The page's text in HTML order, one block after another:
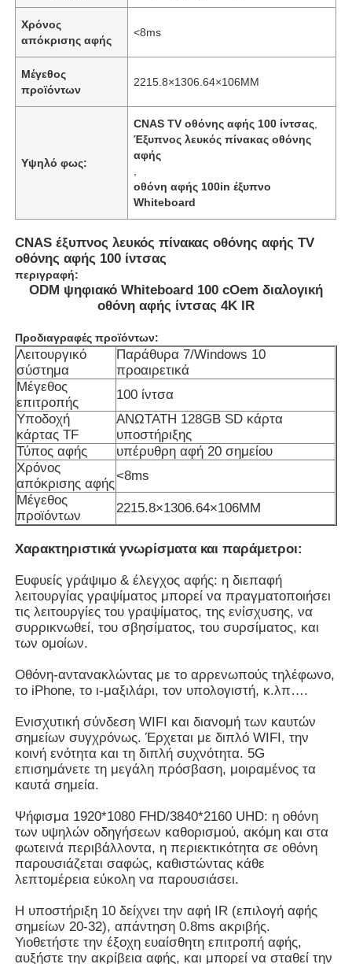
Αρχική Σελίδα
Προϊόντα
Βίντεο
Ποιοτικός έλεγχος
Ζητήστε ένα απόσπασμα
Διαλογικός ψηφιακός πίνακας
Εκπαίδευση διαλογικό Whiteboard
Χρόνος
απόκρισης αφής
<8ms
Μέγεθος
προϊόντων
2215.8×1306.64×106MM
Υψηλό φως:
CNAS TV οθόνης αφής 100 ίντσας
Έξυπνος λευκός πίνακας οθόνης
αφής
οθόνη αφής 100in έξυπνο
Whiteboard
CNAS έξυπνος λευκός πίνακας οθόνης αφής TV
οθόνης αφής 100 ίντσας
περιγραφή:
ODM ψηφιακό Whiteboard 100 cOem διαλογική
οθόνη αφής ίντσας 4K IR
Προδιαγραφές προϊόντων:
Λειτουργικό
σύστημα
Παράθυρα 7/Windows 10
προαιρετικά
Μέγεθος
επιτροπής
100 ίντσα
Υποδοχή
κάρτας TF
ΑΝΩΤΑΤΗ 128GB SD κάρτα
υποστήριξης
Τύπος αφής
υπέρυθρη αφή 20 σημείου
Χρόνος
απόκρισης αφής
<8ms
Μέγεθος
προϊόντων
2215.8×1306.64×106MM
Χαρακτηριστικά γνωρίσματα και παράμετροι:
Ευφυείς γράψιμο & έλεγχος αφής: η διεπαφή
λειτουργίας γραψίματος μπορεί να πραγματοποιήσει
τις λειτουργίες του γραψίματος, της ενίσχυσης, να
συρρικνωθεί, του σβησίματος, του συρσίματος, και
των ομοίων.
Οθόνη-αντανακλώντας με το αρρενωπούς τηλέφωνο,
το iPhone, το ι-μαξιλάρι, τον υπολογιστή, κ.λπ….
Ενισχυτική σύνδεση WIFI και διανομή των καυτών
σημείων συγχρόνως. Έρχεται με διπλό WIFI, την
κοινή ενότητα και τη διπλή συχνότητα. 5G
επισημάνετε τη μεγάλη πρόσβαση, μοιραμένος τα
καυτά σημεία.
Ψήφισμα 1920*1080 FHD/3840*2160 UHD: η οθόνη
των υψηλών οδηγήσεων καθορισμού, ακόμη και στα
φωτεινά περιβάλλοντα, η περιεκτικότητα σε οθόνη
παρουσιάζεται σαφώς, καθιστώντας κάθε
λεπτομέρεια εύκολη να παρουσιάσει.
Η υποστήριξη 10 δείχνει την αφή IR (επιλογή αφής
σημείων 20-32), απάντηση 0.8ms ακριβής.
Υιοθετήστε την έξοχη ευαίσθητη επιτροπή αφής,
αυξήστε την ακρίβεια αφής, και μπορεί να σταθεί την